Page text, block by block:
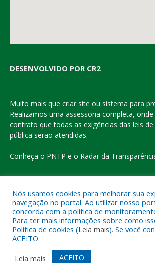
DESENVOLVIDO POR CR2
Muito mais que criar site ou sistema para
Realizamos uma assessoria completa,
contrato que todas as exigências das leis
pública serão atendidas.
Conheça o PNTP e o Radar da
Todos os direitos reservados a Prefeitura
do Carajás
Mapa do Site
Acessar o Webmail
Nós usamos cookies para melhorar sua
navegação no portal. Ao utilizar nosso
concorda com a política de
Para ter mais informações sobre como
Política de cookies (Leia mais). Se você
ACEITO.
Leia mais
ACEITO